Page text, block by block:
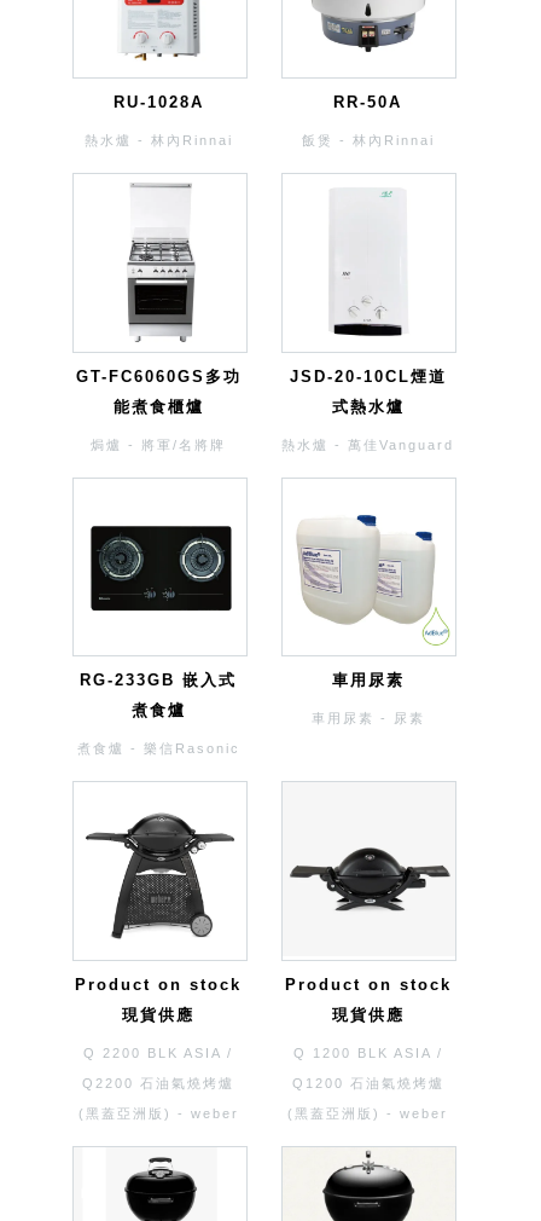
RU-1028A
熱水爐 - 林內Rinnai
RR-50A
飯煲 - 林內Rinnai
GT-FC6060GS多功
能煮食櫃爐
焗爐 - 將軍/名將牌
JSD-20-10CL煙道
式熱水爐
熱水爐 - 萬佳Vanguard
RG-233GB 嵌入式
煮食爐
煮食爐 - 樂信Rasonic
車用尿素
車用尿素 - 尿素
Product on stock
現貨供應
Q 2200 BLK ASIA /
Q2200 石油氣燒烤爐
(黑蓋亞洲版) - weber
Product on stock
現貨供應
Q 1200 BLK ASIA /
Q1200 石油氣燒烤爐
(黑蓋亞洲版) - weber